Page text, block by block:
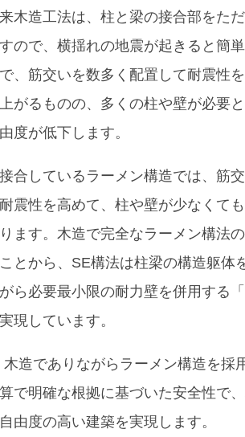
木造工法は、柱と梁の接合部をた
ので、横揺れの地震が起きると簡
、筋交いを数多く配置して耐震性
がるものの、多くの柱や壁が必要
度が低下します。
合しているラーメン構造では、筋
震性を高めて、柱や壁が少なくて
ます。木造で完全なラーメン構法
とから、SE構法は柱梁の構造躯体
ら必要最小限の耐力壁を併用する
現しています。
木造でありながらラーメン構造を採
で明確な根拠に基づいた安全性で
由度の高い建築を実現します。